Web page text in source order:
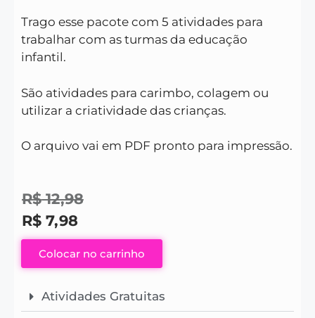
Trago esse pacote com 5 atividades para
trabalhar com as turmas da educação
infantil.
São atividades para carimbo, colagem ou
utilizar a criatividade das crianças.
O arquivo vai em PDF pronto para impressão.
R$12,98
R$ 7,98
Colocar no carrinho
Atividades Gratuitas